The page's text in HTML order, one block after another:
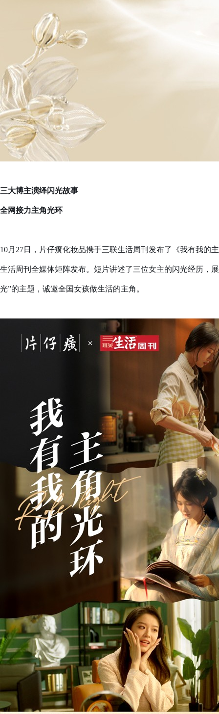
三大博主演绎闪光故事
全网接力主角光环
10月27日，片仔癀化妆品携手三联生活周刊发布了《我有我的
生活周刊全媒体矩阵发布。短片讲述了三位女主的闪光经历，
光”的主题，诚邀全国女孩做生活的主角。